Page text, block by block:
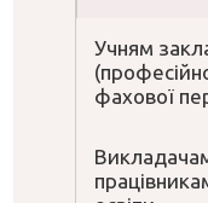
Учням
фахової